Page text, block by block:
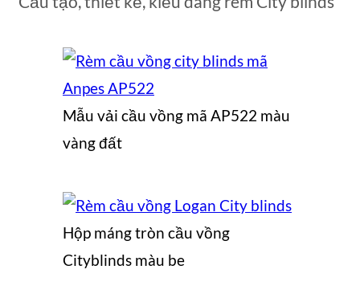
Mẫu vải cầu vồng mã AP522 màu
vàng đất
Hộp máng tròn cầu vồng
Cityblinds màu be